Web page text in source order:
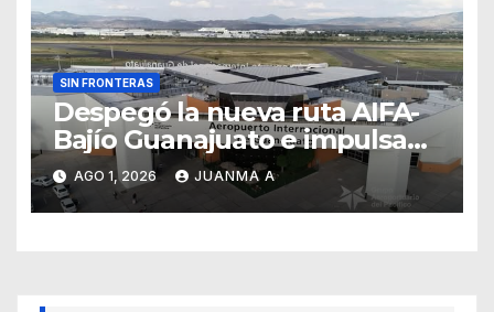
SIN FRONTERAS
Despegó la nueva ruta AIFA-
Bajío Guanajuato e impulsa
su conectividad aérea
nacional
AGO 1, 2026 JUANMA A